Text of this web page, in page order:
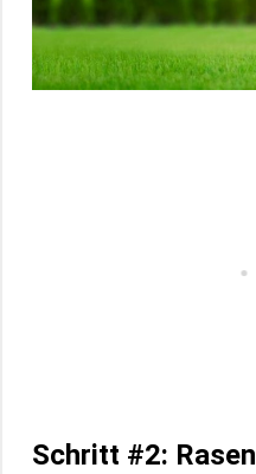
Schritt #2: